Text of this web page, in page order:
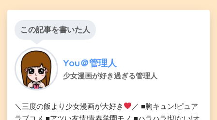
この記事を書いた人
You＠管理人
少女漫画が好き過ぎる管理人
＼三度の飯より少女漫画が大好き
／ ■胸キュン!ピュア
ラブコメ ■アツい友情!青春学園モノ ■ハラハラ!切ない!オ